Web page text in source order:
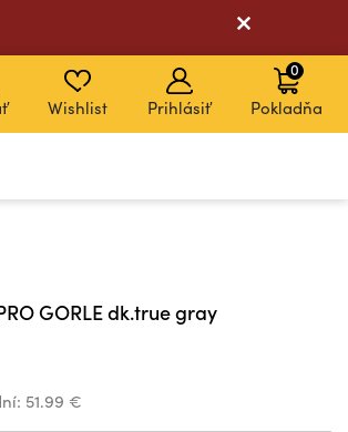
Wishlist Prihlásiť Pokladňa
0
GORLE dk.true gray
51.99 €